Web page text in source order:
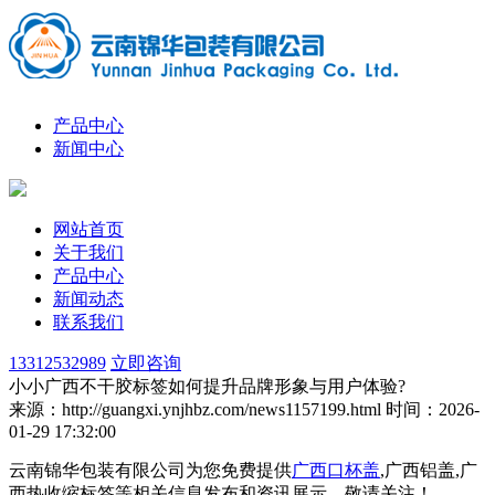
产品中心
新闻中心
网站首页
关于我们
产品中心
新闻动态
联系我们
13312532989 立即咨询
小小广西不干胶标签如何提升品牌形象与用户体验?
来源：http://guangxi.ynjhbz.com/news1157199.html 时间：2026-
01-29 17:32:00
云南锦华包装有限公司为您免费提供广西口杯盖,广西铝盖,广